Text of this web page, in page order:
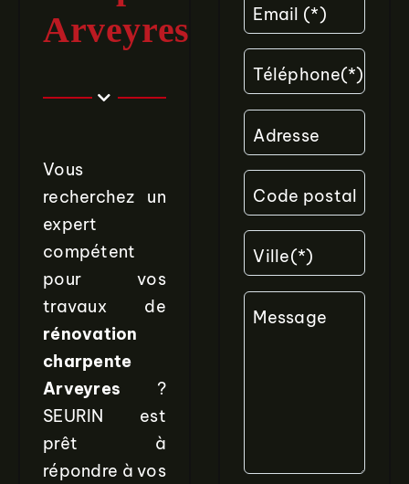
Arveyres
Vous
recherchez un
expert
compétent
pour vos
travaux de
rénovation
charpente
Arveyres ?
SEURIN est
prêt à
répondre à vos
Email (*)
Téléphone(*)
Adresse
Code postal
Ville(*)
Message